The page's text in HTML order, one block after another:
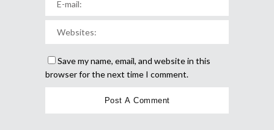
Save my name, email, and website in this
browser for the next time I comment.